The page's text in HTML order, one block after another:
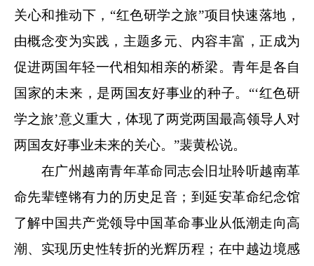
关心和推动下，“红色研学之旅”项目快速落地，
由概念变为实践，主题多元、内容丰富，正成为
促进两国年轻一代相知相亲的桥梁。青年是各自
国家的未来，是两国友好事业的种子。“‘红色研
学之旅’意义重大，体现了两党两国最高领导人对
两国友好事业未来的关心。”裴黄松说。
在广州越南青年革命同志会旧址聆听越南革
命先辈铿锵有力的历史足音；到延安革命纪念馆
了解中国共产党领导中国革命事业从低潮走向高
潮、实现历史性转折的光辉历程；在中越边境感